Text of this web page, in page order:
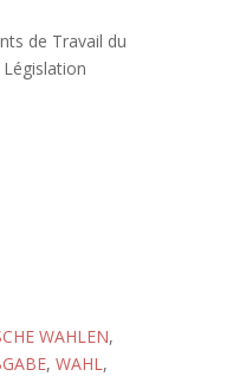
de Travail du
WAHLEN,
, WAHL,